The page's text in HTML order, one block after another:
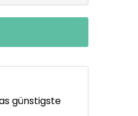
günstigste